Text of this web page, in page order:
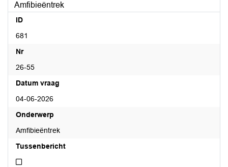
Amfibieëntrek
ID
681
Nr
26-55
Datum vraag
04-06-2026
Onderwerp
Amfibieëntrek
Tussenbericht
Niet tussenbericht